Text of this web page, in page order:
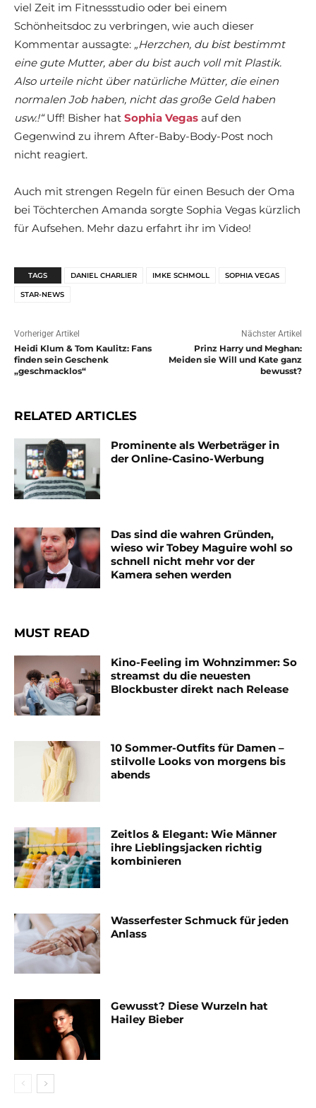
viel Zeit im Fitnessstudio oder bei einem
Schönheitsdoc zu verbringen, wie auch dieser
Kommentar aussagte: „Herzchen, du bist bestimmt
eine gute Mutter, aber du bist auch voll mit Plastik.
Also urteile nicht über natürliche Mütter, die einen
normalen Job haben, nicht das große Geld haben
usw.!“Uff! Bisher hat Sophia Vegas auf den
Gegenwind zu ihrem After-Baby-Body-Post noch
nicht reagiert.
Auch mit strengen Regeln für einen Besuch der Oma
bei Töchterchen Amanda sorgte Sophia Vegas kürzlich
für Aufsehen. Mehr dazu erfahrt ihr im Video!
TAGS DANIEL CHARLIER IMKE SCHMOLL SOPHIA VEGAS
STAR-NEWS
Vorheriger Artikel
Heidi Klum & Tom Kaulitz: Fans
finden sein Geschenk
„geschmacklos“
Nächster Artikel
Prinz Harry und Meghan:
Meiden sie Will und Kate ganz
bewusst?
RELATED ARTICLES
Prominente als Werbeträger in
der Online-Casino-Werbung
Das sind die wahren Gründen,
wieso wir Tobey Maguire wohl so
schnell nicht mehr vor der
Kamera sehen werden
MUST READ
Kino-Feeling im Wohnzimmer: So
streamst du die neuesten
Blockbuster direkt nach Release
10 Sommer-Outfits für Damen –
stilvolle Looks von morgens bis
abends
Zeitlos & Elegant: Wie Männer
ihre Lieblingsjacken richtig
kombinieren
Wasserfester Schmuck für jeden
Anlass
Gewusst? Diese Wurzeln hat
Hailey Bieber